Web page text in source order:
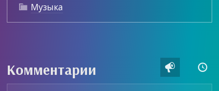
 Музыка
Комментарии  